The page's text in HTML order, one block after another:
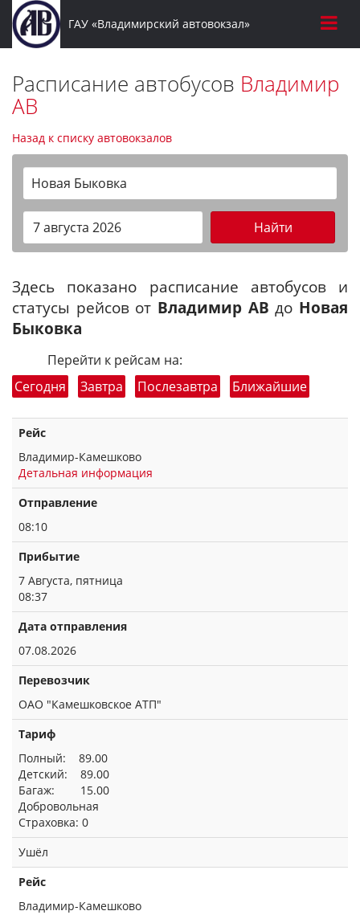
ГАУ «Владимирский автовокзал»
Расписание автобусов Владимир
АВ
Назад к списку автовокзалов
Новая Быковка
Найти
Здесь показано расписание автобусов и
статусы рейсов от Владимир АВ до Новая
Быковка
Перейти к рейсам на:
Сегодня
Завтра Послезавтра Ближайшие
Рейс
Владимир-Камешково
Детальная информация
Отправление
08:10
Прибытие
7 Августа, пятница
08:37
Дата отправления
07.08.2026
Перевозчик
ОАО "Камешковское АТП"
Тариф
Полный: 89.00
Детский: 89.00
Багаж: 15.00
Добровольная
Страховка: 0
Ушёл
Рейс
Владимир-Камешково